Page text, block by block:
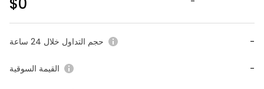
حجم التداول خلال 24 ساعة -
القيمة السوقية -